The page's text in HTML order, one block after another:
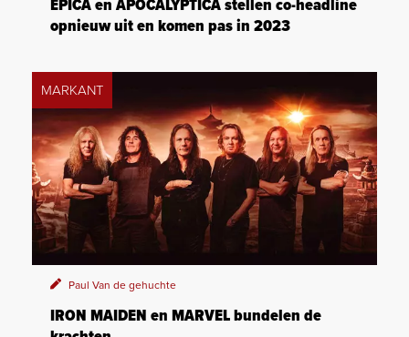
EPICA en APOCALYPTICA stellen co-headline
opnieuw uit en komen pas in 2023
MARKANT
Paul Van de gehuchte
IRON MAIDEN en MARVEL bundelen de